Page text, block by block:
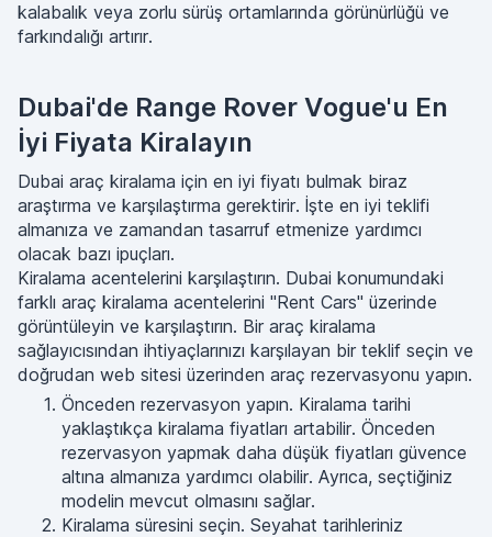
kalabalık veya zorlu sürüş ortamlarında görünürlüğü ve
farkındalığı artırır.
Dubai'de Range Rover Vogue'u En
İyi Fiyata Kiralayın
Dubai araç kiralama için en iyi fiyatı bulmak biraz
araştırma ve karşılaştırma gerektirir. İşte en iyi teklifi
almanıza ve zamandan tasarruf etmenize yardımcı
olacak bazı ipuçları.
Kiralama acentelerini karşılaştırın. Dubai konumundaki
farklı araç kiralama acentelerini "Rent Cars" üzerinde
görüntüleyin ve karşılaştırın. Bir araç kiralama
sağlayıcısından ihtiyaçlarınızı karşılayan bir teklif seçin ve
doğrudan web sitesi üzerinden araç rezervasyonu yapın.
Önceden rezervasyon yapın. Kiralama tarihi
yaklaştıkça kiralama fiyatları artabilir. Önceden
rezervasyon yapmak daha düşük fiyatları güvence
altına almanıza yardımcı olabilir. Ayrıca, seçtiğiniz
modelin mevcut olmasını sağlar.
Kiralama süresini seçin. Seyahat tarihleriniz